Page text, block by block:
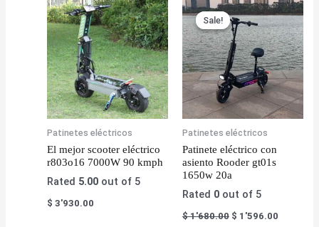
Patinetes eléctricos
El mejor scooter eléctrico
r803o16 7000W 90 kmph
Rated 5.00 out of 5
$ 3'930.00
Sale!
Sale!
Patinetes eléctricos
Patinete eléctrico con
asiento Rooder gt01s
1650w 20a
Rated 0out of 5
$1'680.00 $ 1'596.00